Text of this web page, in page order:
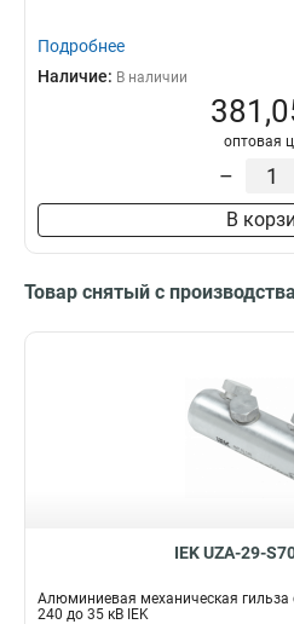
Подробнее
Наличие: В наличии
оптовая
–
В
Товар снятый с производства
IEK UZA-29-
Алюминиевая механическая
240 до 35 кВ IEK